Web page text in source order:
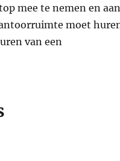
mee te nemen en aan
moet
van een